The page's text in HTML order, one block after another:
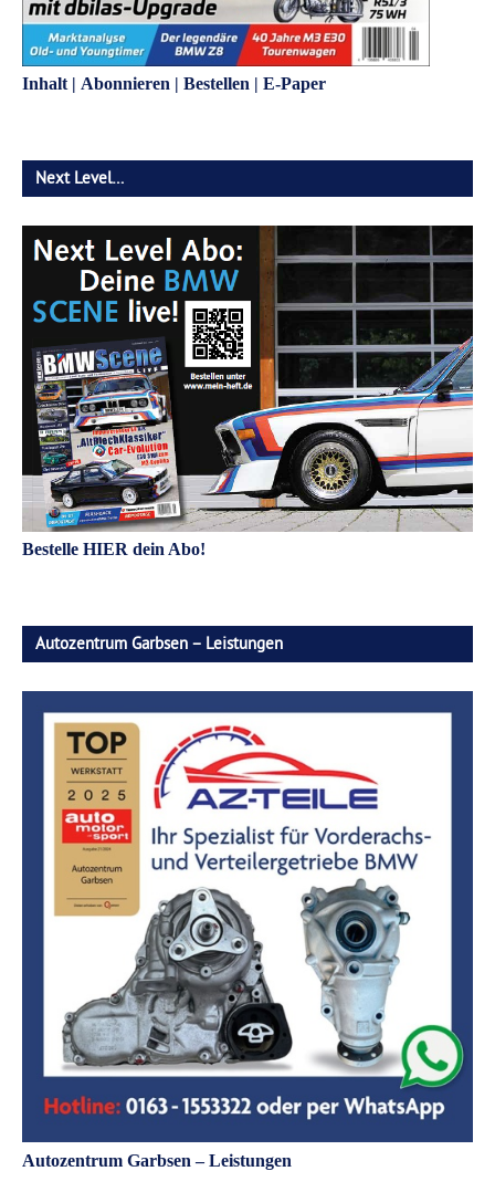
Inhalt | Abonnieren | Bestellen | E-Paper
Next Level…
Bestelle HIER dein Abo!
Autozentrum Garbsen – Leistungen
Autozentrum Garbsen – Leistungen